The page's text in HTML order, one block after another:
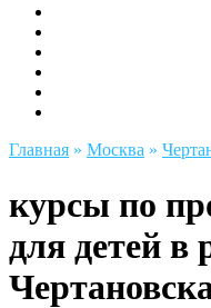
Главная » Москва »
курсы по
для детей в